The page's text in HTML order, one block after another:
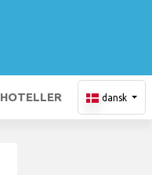
HOTELLER dansk